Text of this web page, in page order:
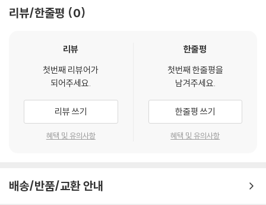
※ 아웃케이스/구성품/포장 상태
2) 스틸북 케이스 제작 과정에서 기포 혹은 경미한 인쇄 오류가 발생할 수
름 손상에 의한 교환/반품은 불가합니다.
4) 본품 보호를 위해 노란색의 카톤 박스로 재포장한 경우, 카톤박스 손상
에 의한 교환/반품은 불가합니다.
환/반품이 제한될 수 있습니다.
리뷰/한줄평 0
리뷰
첫번째 리뷰어가
되어주세요.
리뷰 쓰기
혜택 및 유의사항
한줄평
첫번째 한줄평을
남겨주세요.
한줄평 쓰기
혜택 및 유의사항
배송/반품/교환 안내